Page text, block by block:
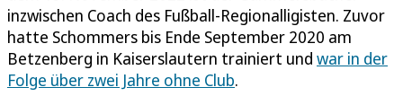
inzwischen Coach des Fußball-Regionalligisten. Zuvor
hatte Schommers bis Ende September 2020 am
Betzenberg in Kaiserslautern trainiert und war in der
Folge über zwei Jahre ohne Club.